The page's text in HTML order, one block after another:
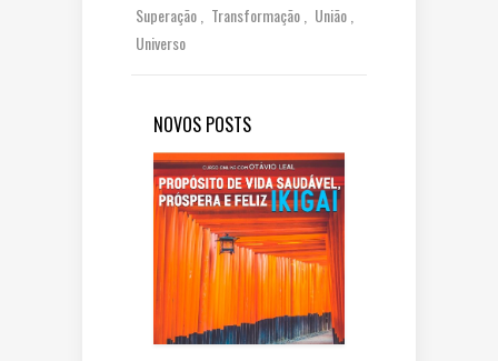
Superação Transformação
União
Universo
NOVOS POSTS